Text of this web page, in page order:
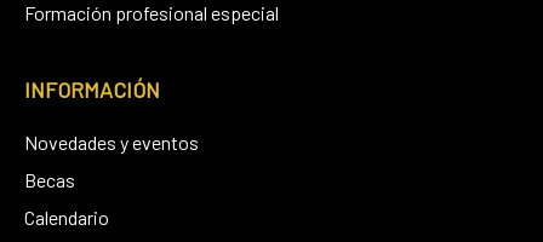
Formación profesional especial
INFORMACIÓN
Novedades y eventos
Becas
Calendario